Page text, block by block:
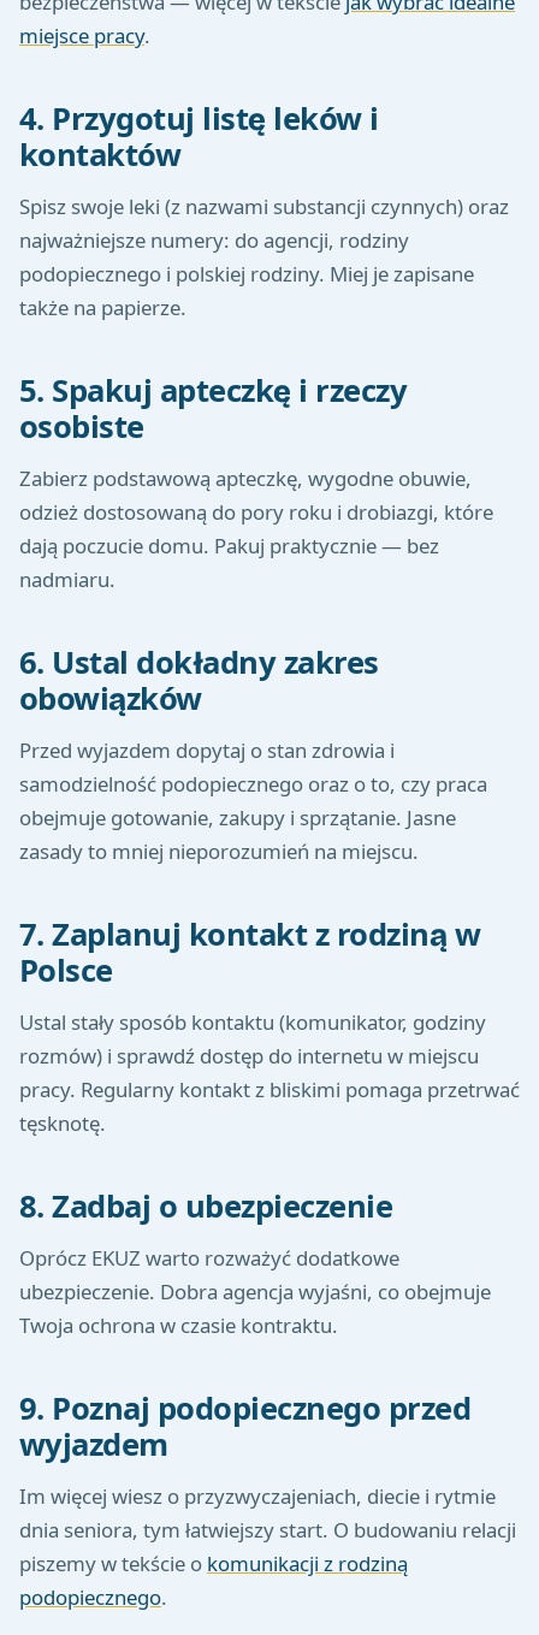
miejsce pracy.
4. Przygotuj listę leków i
kontaktów
Spisz swoje leki (z nazwami substancji czynnych) oraz
najważniejsze numery: do agencji, rodziny
podopiecznego i polskiej rodziny. Miej je zapisane
także na papierze.
5. Spakuj apteczkę i rzeczy
osobiste
Zabierz podstawową apteczkę, wygodne obuwie,
odzież dostosowaną do pory roku i drobiazgi, które
dają poczucie domu. Pakuj praktycznie — bez
nadmiaru.
6. Ustal dokładny zakres
obowiązków
Przed wyjazdem dopytaj o stan zdrowia i
samodzielność podopiecznego oraz o to, czy praca
obejmuje gotowanie, zakupy i sprzątanie. Jasne
zasady to mniej nieporozumień na miejscu.
7. Zaplanuj kontakt z rodziną w
Polsce
Ustal stały sposób kontaktu (komunikator, godziny
rozmów) i sprawdź dostęp do internetu w miejscu
pracy. Regularny kontakt z bliskimi pomaga przetrwać
tęsknotę.
8. Zadbaj o ubezpieczenie
Oprócz EKUZ warto rozważyć dodatkowe
ubezpieczenie. Dobra agencja wyjaśni, co obejmuje
Twoja ochrona w czasie kontraktu.
9. Poznaj podopiecznego przed
wyjazdem
Im więcej wiesz o przyzwyczajeniach, diecie i rytmie
dnia seniora, tym łatwiejszy start. O budowaniu relacji
piszemy w tekście o komunikacji z rodziną
podopiecznego.